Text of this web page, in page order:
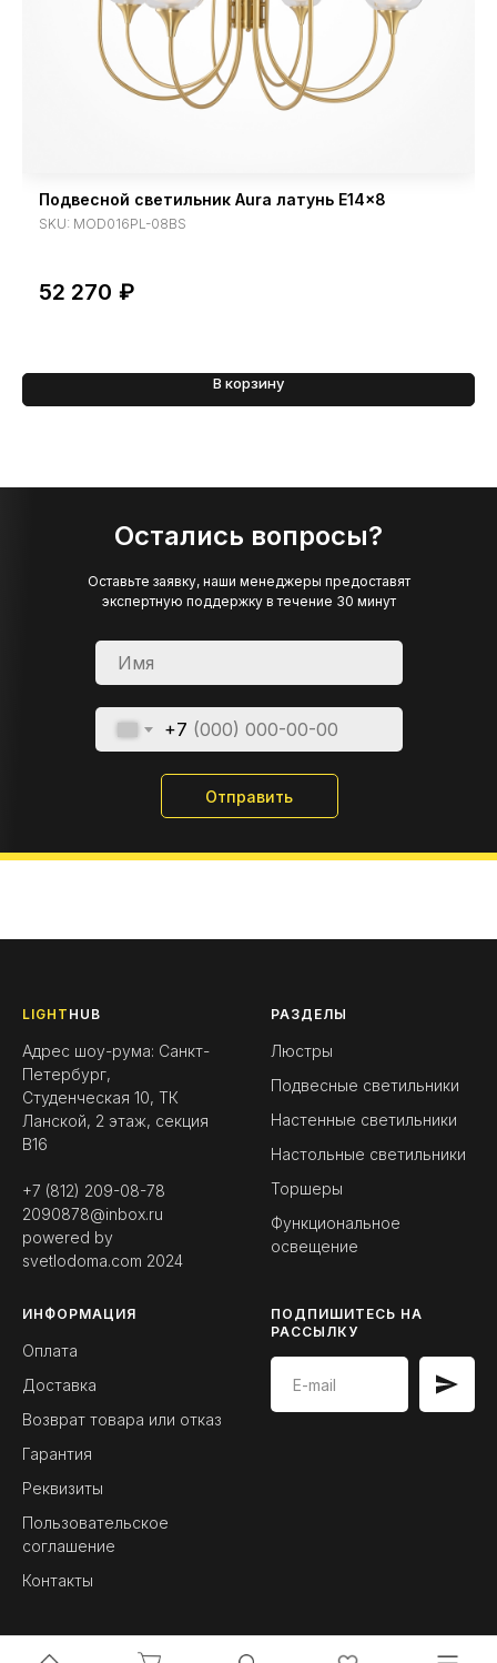
Подвесной светильник Aura латунь E14x8
SKU: MOD016PL-08BS
52 270 ₽
В корзину
Остались вопросы?
+7
Отправить
Оставьте заявку, наши менеджеры предоставят
экспертную поддержку в течение 30 минут
LIGHT HUB
Адрес шоу-рума: Санкт-
Петербург,
Студенческая 10, ТК
Ланской, 2 этаж, секция
B16
+7 (812) 209-08-78
2090878@inbox.ru
powered by
svetlodoma.com 2024
РАЗДЕЛЫ
Люстры
Подвесные светильники
Настенные светильники
Настольные светильники
Торшеры
Функциональное
освещение
ИНФОРМАЦИЯ
Оплата
Доставка
Возврат товара или отказ
Гарантия
Реквизиты
Пользовательское
соглашение
Контакты
ПОДПИШИТЕСЬ НА
РАССЫЛКУ